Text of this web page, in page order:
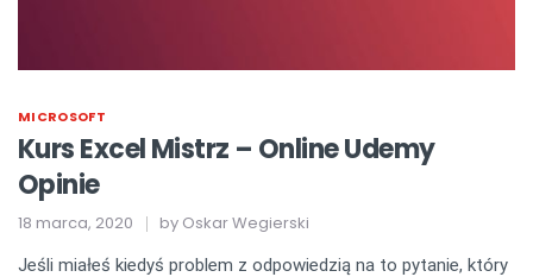
MICROSOFT
Kurs Excel Mistrz – Online Udemy
Opinie
18 marca, 2020 by Oskar Wegierski
Jeśli miałeś kiedyś problem z odpowiedzią na to pytanie, który